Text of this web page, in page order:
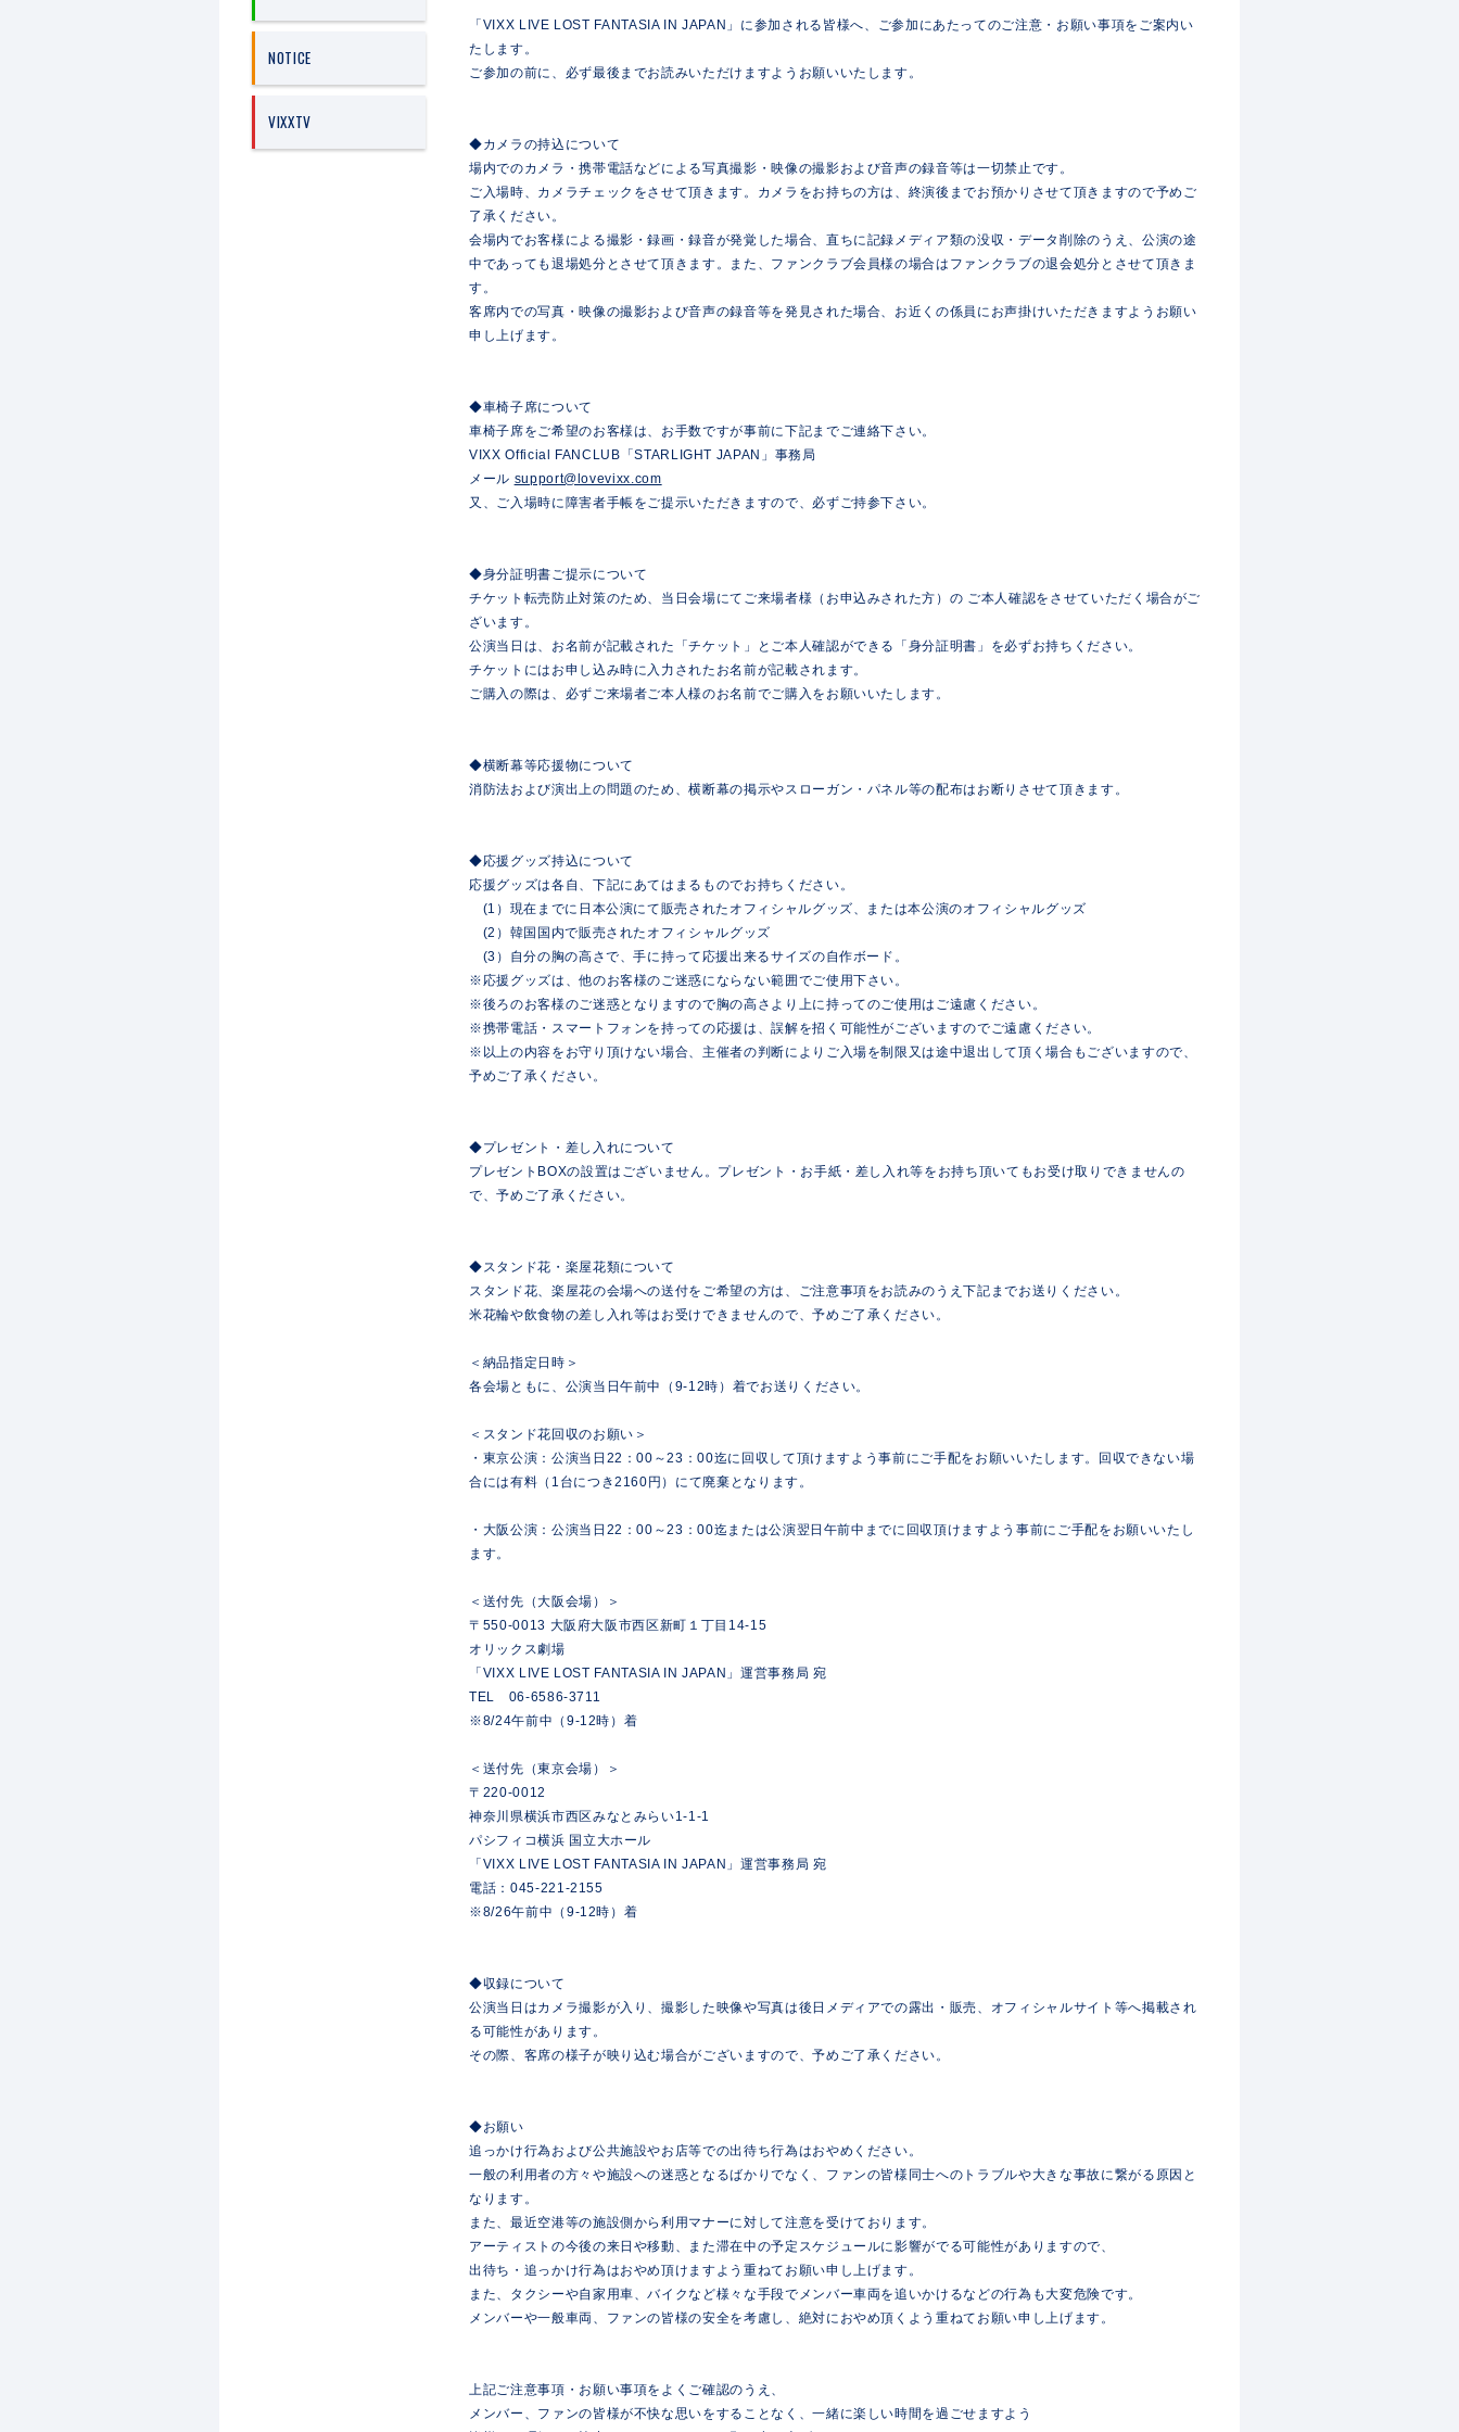
NOTICE
VIXXTV
「VIXX LIVE LOST FANTASIA IN JAPAN」に参加される皆様へ、ご参加にあたってのご注意・お願い事項をご案内い
たします。
ご参加の前に、必ず最後までお読みいただけますようお願いいたします。
◆カメラの持込について
場内でのカメラ・携帯電話などによる写真撮影・映像の撮影および音声の録音等は一切禁止です。
ご入場時、カメラチェックをさせて頂きます。カメラをお持ちの方は、終演後までお預かりさせて頂きますので予めご
了承ください。
会場内でお客様による撮影・録画・録音が発覚した場合、直ちに記録メディア類の没収・データ削除のうえ、公演の途
中であっても退場処分とさせて頂きます。また、ファンクラブ会員様の場合はファンクラブの退会処分とさせて頂きま
す。
客席内での写真・映像の撮影および音声の録音等を発見された場合、お近くの係員にお声掛けいただきますようお願い
申し上げます。
◆車椅子席について
車椅子席をご希望のお客様は、お手数ですが事前に下記までご連絡下さい。
VIXX Official FANCLUB「STARLIGHT JAPAN」事務局
メール support@lovevixx.com
又、ご入場時に障害者手帳をご提示いただきますので、必ずご持参下さい。
◆身分証明書ご提示について
チケット転売防止対策のため、当日会場にてご来場者様（お申込みされた方）の ご本人確認をさせていただく場合がご
ざいます。
公演当日は、お名前が記載された「チケット」とご本人確認ができる「身分証明書」を必ずお持ちください。
チケットにはお申し込み時に入力されたお名前が記載されます。
ご購入の際は、必ずご来場者ご本人様のお名前でご購入をお願いいたします。
◆横断幕等応援物について
消防法および演出上の問題のため、横断幕の掲示やスローガン・パネル等の配布はお断りさせて頂きます。
◆応援グッズ持込について
応援グッズは各自、下記にあてはまるものでお持ちください。
(1）現在までに日本公演にて販売されたオフィシャルグッズ、または本公演のオフィシャルグッズ
(2）韓国国内で販売されたオフィシャルグッズ
(3）自分の胸の高さで、手に持って応援出来るサイズの自作ボード。
※応援グッズは、他のお客様のご迷惑にならない範囲でご使用下さい。
※後ろのお客様のご迷惑となりますので胸の高さより上に持ってのご使用はご遠慮ください。
※携帯電話・スマートフォンを持っての応援は、誤解を招く可能性がございますのでご遠慮ください。
※以上の内容をお守り頂けない場合、主催者の判断によりご入場を制限又は途中退出して頂く場合もございますので、
予めご了承ください。
◆プレゼント・差し入れについて
プレゼントBOXの設置はございません。プレゼント・お手紙・差し入れ等をお持ち頂いてもお受け取りできませんの
で、予めご了承ください。
◆スタンド花・楽屋花類について
スタンド花、楽屋花の会場への送付をご希望の方は、ご注意事項をお読みのうえ下記までお送りください。
米花輪や飲食物の差し入れ等はお受けできませんので、予めご了承ください。
＜納品指定日時＞
各会場ともに、公演当日午前中（9-12時）着でお送りください。
＜スタンド花回収のお願い＞
・東京公演：公演当日22：00～23：00迄に回収して頂けますよう事前にご手配をお願いいたします。回収できない場
合には有料（1台につき2160円）にて廃棄となります。
・大阪公演：公演当日22：00～23：00迄または公演翌日午前中までに回収頂けますよう事前にご手配をお願いいたし
ます。
＜送付先（大阪会場）＞
〒550-0013 大阪府大阪市西区新町１丁目14-15
オリックス劇場
「VIXX LIVE LOST FANTASIA IN JAPAN」運営事務局 宛
TEL 06-6586-3711
※8/24午前中（9-12時）着
＜送付先（東京会場）＞
〒220-0012
神奈川県横浜市西区みなとみらい1-1-1
パシフィコ横浜 国立大ホール
「VIXX LIVE LOST FANTASIA IN JAPAN」運営事務局 宛
電話：045-221-2155
※8/26午前中（9-12時）着
◆収録について
公演当日はカメラ撮影が入り、撮影した映像や写真は後日メディアでの露出・販売、オフィシャルサイト等へ掲載され
る可能性があります。
その際、客席の様子が映り込む場合がございますので、予めご了承ください。
◆お願い
追っかけ行為および公共施設やお店等での出待ち行為はおやめください。
一般の利用者の方々や施設への迷惑となるばかりでなく、ファンの皆様同士へのトラブルや大きな事故に繋がる原因と
なります。
また、最近空港等の施設側から利用マナーに対して注意を受けております。
アーティストの今後の来日や移動、また滞在中の予定スケジュールに影響がでる可能性がありますので、
出待ち・追っかけ行為はおやめ頂けますよう重ねてお願い申し上げます。
また、タクシーや自家用車、バイクなど様々な手段でメンバー車両を追いかけるなどの行為も大変危険です。
メンバーや一般車両、ファンの皆様の安全を考慮し、絶対におやめ頂くよう重ねてお願い申し上げます。
上記ご注意事項・お願い事項をよくご確認のうえ、
メンバー、ファンの皆様が不快な思いをすることなく、一緒に楽しい時間を過ごせますよう